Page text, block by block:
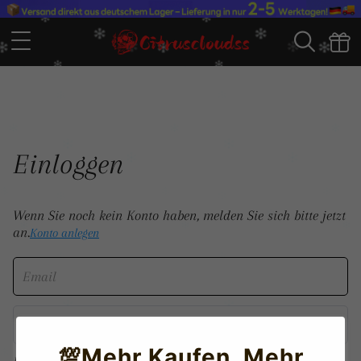
Einloggen
Wenn Sie noch kein Konto haben, melden Sie sich bitte jetzt
an.Konto anlegen